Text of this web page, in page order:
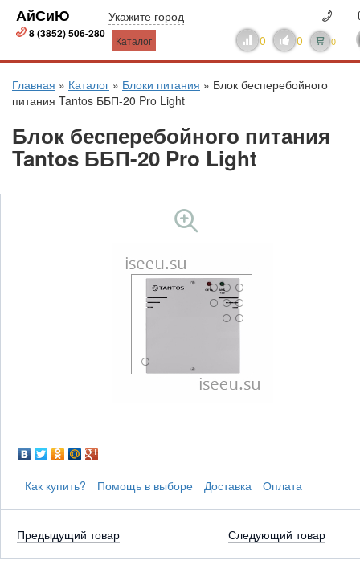
АйСиЮ
8 (3852) 506-280
Укажите город
Каталог 0 0 0
Главная » Каталог » Блоки питания » Блок бесперебойного
питания Tantos ББП-20 Pro Light
Блок бесперебойного питания
Tantos ББП-20 Pro Light
Как купить? Помощь в выборе Доставка Оплата
Следующий товар
Предыдущий товар